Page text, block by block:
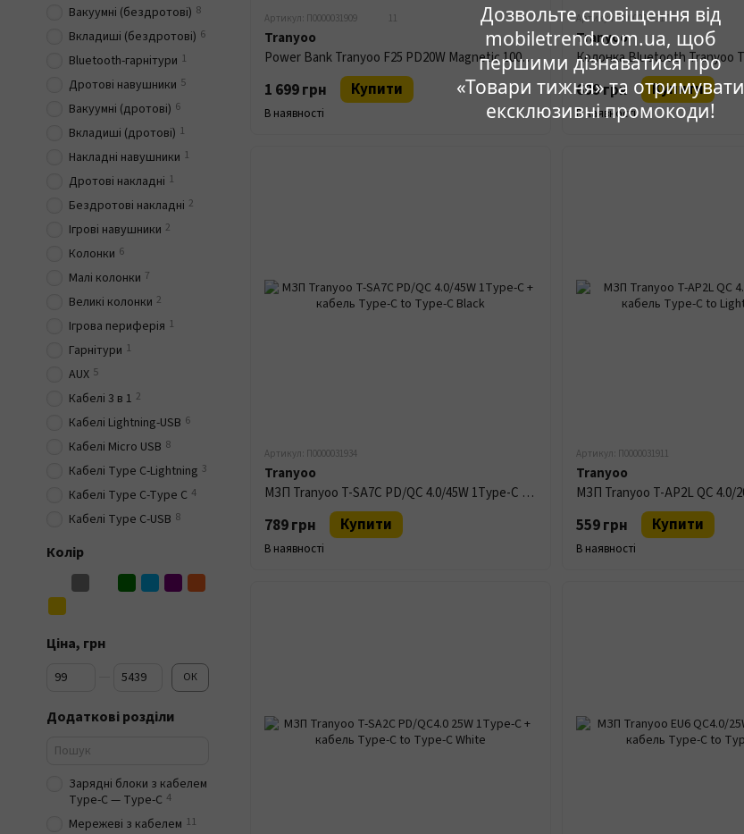
Дозвольте сповіщення від
mobiletrend.com.ua, щоб
першими дізнаватися про
«Товари тижня» та отримувати
ексклюзивні промокоди!
Артикул: П0000031909 11
Tranyoo
Power Bank Tranyoo F25 PD20W Magnetic 10000mAh White
1 699 грн Купити
В наявності
Артикул: П0000038117
Tranyoo
699 грн Купити
В наявності
Артикул: П0000031934
Tranyoo
МЗП Tranyoo T-SA7C PD/QC 4.0/45W 1Type-C + кабель Type-C to Type-C Black
789 грн Купити
В наявності
Артикул: П0000031911
Tranyoo
559 грн Купити
В наявності
Вакуумні (бездротові) 8
Вкладиші (бездротові) 6
Bluetooth-гарнітури 1
Дротові навушники 5
Вакуумні (дротові) 6
Вкладиші (дротові) 1
Накладні навушники 1
Дротові накладні 1
Бездротові накладні 2
Ігрові навушники 2
Колонки 6
Малі колонки 7
Великі колонки 2
Ігрова периферія 1
Гарнітури 1
AUX 5
Кабелі 3 в 1 2
Кабелі Lightning-USB 6
Кабелі Micro USB 8
Кабелі Type C-Lightning 3
Кабелі Type C-Type C 4
Кабелі Type C-USB 8
Колір
Ціна, грн
Від Ціна, грн
До Ціна, грн ОК
Додаткові розділи
Зарядні блоки з кабелем
Type-C — Type-C 4
Мережеві з кабелем 11